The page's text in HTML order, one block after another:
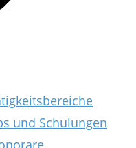
und Schulungen